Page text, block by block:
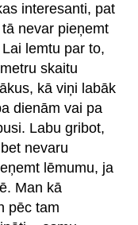
interesanti, pat
nevar pieņemt
lemtu par to,
skaitu
kā viņi labāk
dienām vai pa
Labu gribot,
nevaru
lēmumu, ja
Man kā
pēc tam